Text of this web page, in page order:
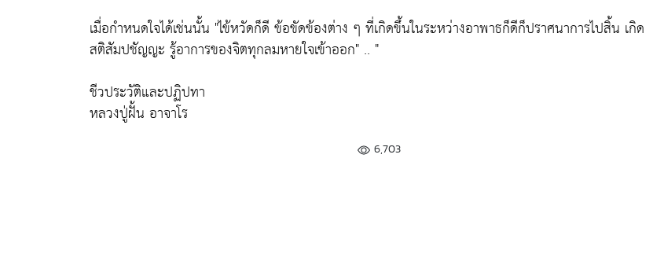
เมื่อกำหนดใจได้เช่นนั้น "ไข้หวัดก็ดี ข้อขัดข้องต่าง ๆ ที่เกิดขึ้นในระหว่างอาพาธก็ดีก็ปราศนาการไปสิ้น เกิด
สติสัมปชัญญะ รู้อาการของจิตทุกลมหายใจเข้าออก" .. "
ชีวประวัติและปฏิปทา
หลวงปู่ฝั้น อาจาโร
6,703